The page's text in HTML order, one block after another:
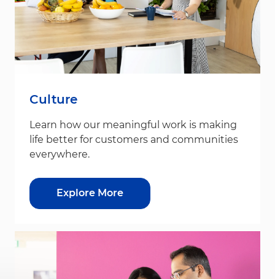
Culture
Learn how our meaningful work is making
life better for customers and communities
everywhere.
Explore More